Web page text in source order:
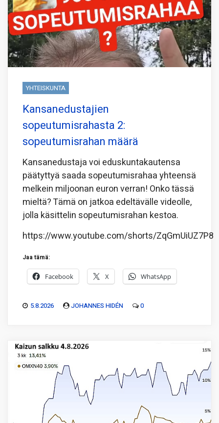
YHTEISKUNTA
Kansanedustajien
sopeutumisrahasta 2:
sopeutumisrahan määrä
Kansanedustaja voi eduskuntakautensa
päätyttyä saada sopeutumisrahaa yhteensä
melkein miljoonan euron verran! Onko tässä
mieltä? Tämä on jatkoa edeltävälle videolle,
jolla käsittelin sopeutumisrahan kestoa.
https://www.youtube.com/shorts/ZqGmUiUZ7P8
Jaa tämä:
Facebook X WhatsApp
5.8.2026 JOHANNES HIDÉN 0